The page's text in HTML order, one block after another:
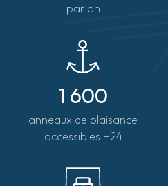
par an
1 600
anneaux de plaisance
accessibles H24